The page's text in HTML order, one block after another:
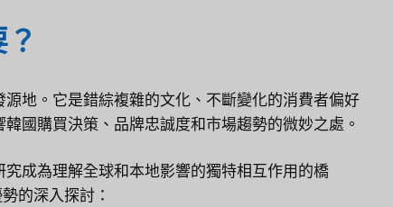
地。它是錯綜複雜的文化、不斷變化的消費者偏好
國購買決策、品牌忠誠度和市場趨勢的微妙之處。
成為理解全球和本地影響的獨特相互作用的橋
的深入探討：